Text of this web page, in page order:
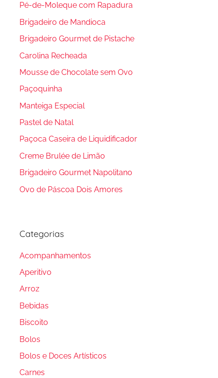
Pé-de-Moleque com Rapadura
Brigadeiro de Mandioca
Brigadeiro Gourmet de Pistache
Carolina Recheada
Mousse de Chocolate sem Ovo
Paçoquinha
Manteiga Especial
Pastel de Natal
Paçoca Caseira de Liquidificador
Creme Brulée de Limão
Brigadeiro Gourmet Napolitano
Ovo de Páscoa Dois Amores
Categorias
Acompanhamentos
Aperitivo
Arroz
Bebidas
Biscoito
Bolos
Bolos e Doces Artísticos
Carnes